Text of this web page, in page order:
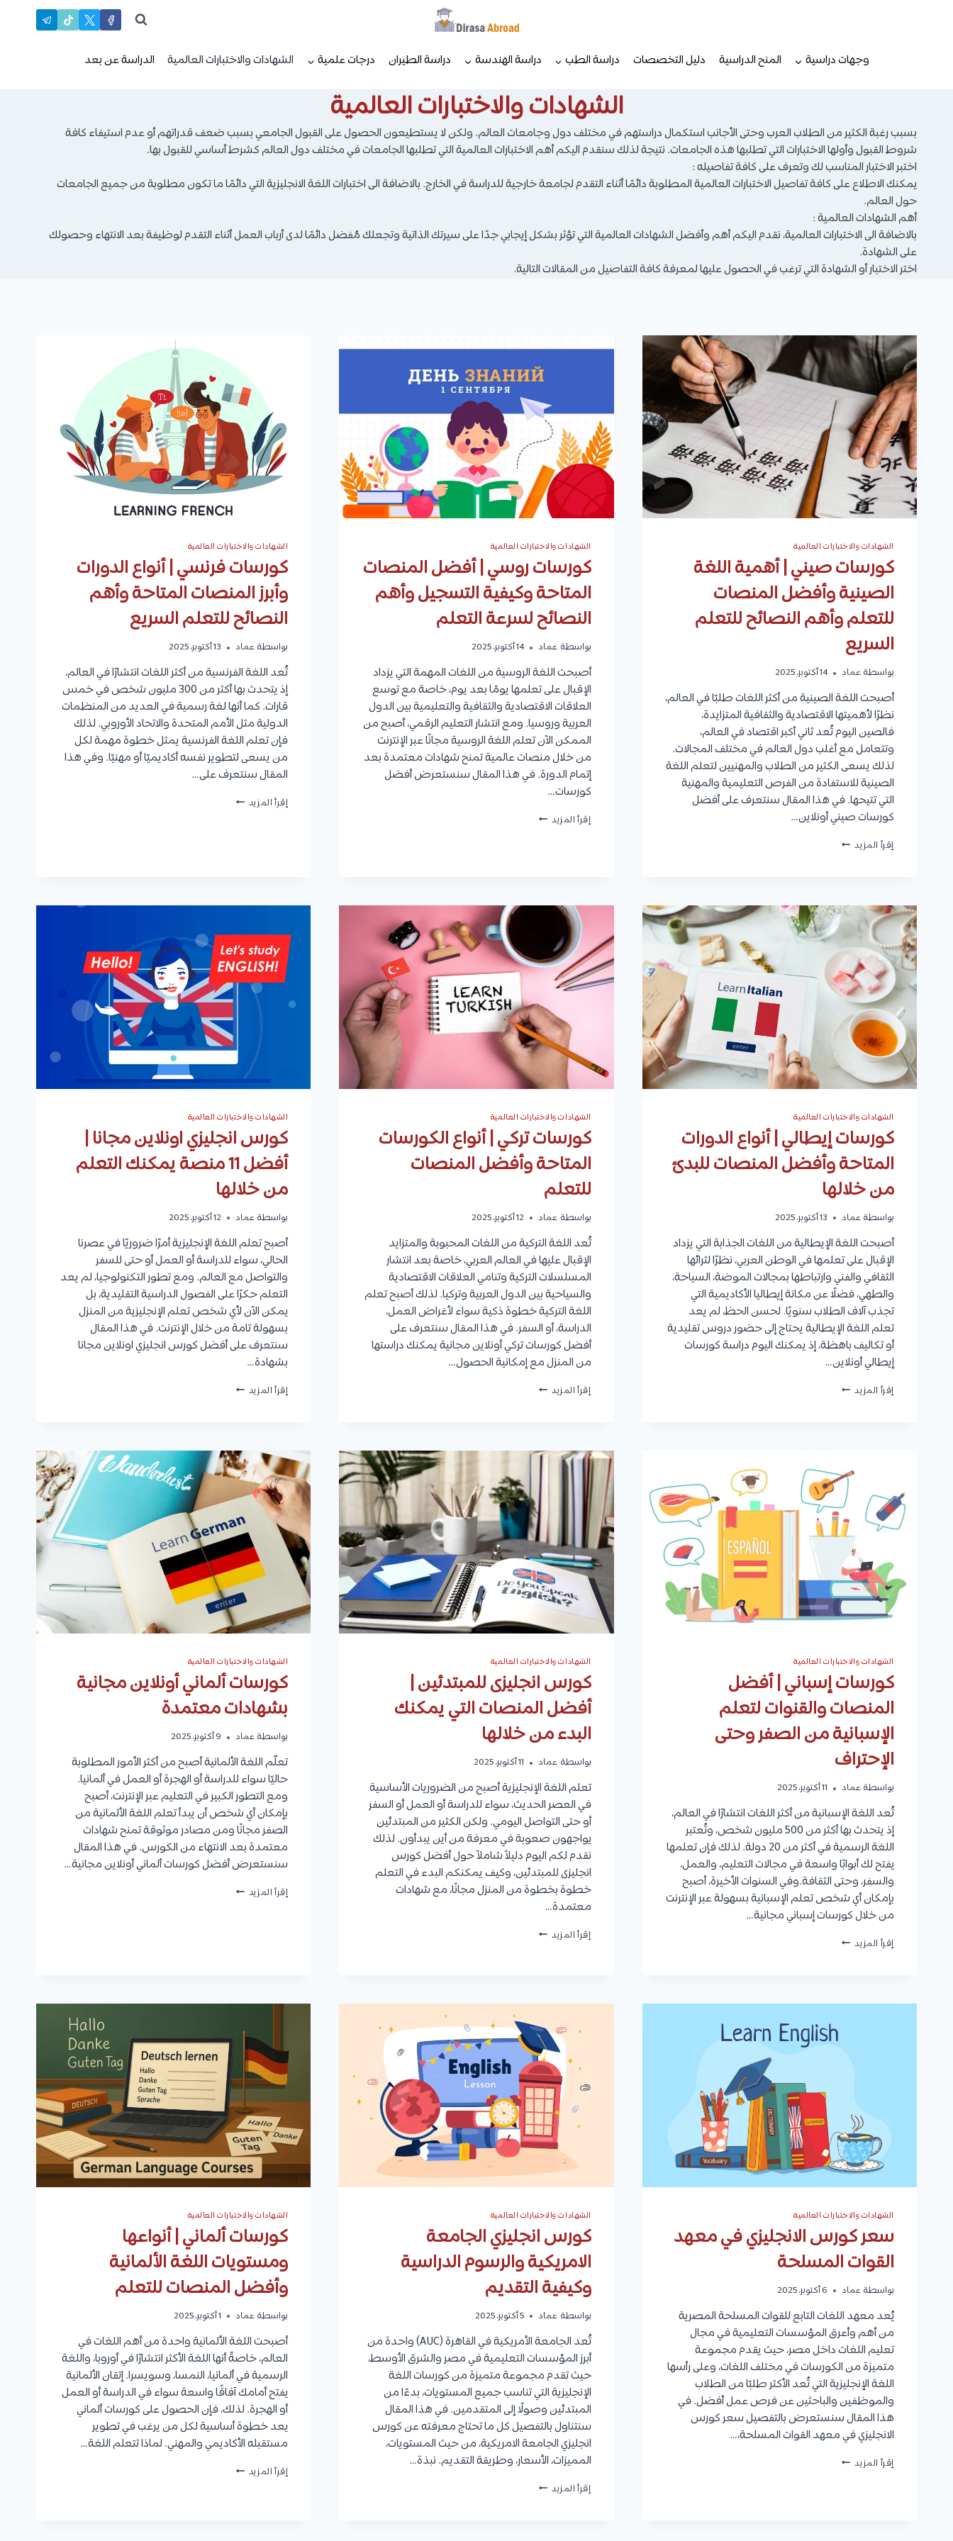
وجهات دراسية
المنح الدراسية دليل التخصصات دراسة الطب دراسة الهندسة دراسة الطيران درجات علمية الشهادات والاختبارات العالمية الدراسة عن بعد
الشهادات والاختبارات العالمية
بسبب رغبة الكثير من الطلاب العرب وحتى الأجانب استكمال دراستهم في مختلف دول وجامعات العالم. ولكن لا يستطيعون الحصول على القبول الجامعي بسبب ضعف قدراتهم أو عدم استيفاء كافة
شروط القبول وأولها الاختبارات التي تطلبها هذه الجامعات. نتيجة لذلك سنقدم اليكم أهم الاختبارات العالمية التي تطلبها الجامعات في مختلف دول العالم كشرط أساسي للقبول بها.
اختبر الاختبار المناسب لك وتعرف على كافة تفاصيله :
يمكنك الاطلاع على كافة تفاصيل الاختبارات العالمية المطلوبة دائمًا أثناء التقدم لجامعة خارجية للدراسة في الخارج. بالاضافة الى اختبارات اللغة الانجليزية التي دائمًا ما تكون مطلوبة من جميع الجامعات
حول العالم.
أهم الشهادات العالمية :
بالاضافة الى الاختبارات العالمية، نقدم اليكم أهم وأفضل الشهادات العالمية التي تؤثر بشكل إيجابي جدًا على سيرتك الذاتية وتجعلك مُفضل دائمًا لدى أرباب العمل أثناء التقدم لوظيفة بعد الانتهاء وحصولك
على الشهادة.
اختر الاختبار أو الشهادة التي ترغب في الحصول عليها لمعرفة كافة التفاصيل من المقالات التالية.
الشهادات والاختبارات العالمية
كورسات صيني | أهمية اللغة
الصينية وأفضل المنصات
للتعلم وأهم النصائح للتعلم
السريع
بواسطة عماد 14 أكتوبر، 2025
أصبحت اللغة الصينية من أكثر اللغات طلبًا في العالم،
نظرًا لأهميتها الاقتصادية والثقافية المتزايدة،
فالصين اليوم تُعد ثاني أكبر اقتصاد في العالم،
وتتعامل مع أغلب دول العالم في مختلف المجالات.
لذلك يسعى الكثير من الطلاب والمهنيين لتعلم اللغة
الصينية للاستفادة من الفرص التعليمية والمهنية
التي تتيحها. في هذا المقال سنتعرف على أفضل
كورسات صيني أونلاين…
إقرأ المزيد كورسات
الصينية
وأفضل
المنصات
للتعلم
وأهم
النصائح
للتعلم
السريع
الشهادات والاختبارات العالمية
كورسات روسي | أفضل المنصات
المتاحة وكيفية التسجيل وأهم
النصائح لسرعة التعلم
بواسطة عماد 14 أكتوبر، 2025
أصبحت اللغة الروسية من اللغات المهمة التي يزداد
الإقبال على تعلمها يومًا بعد يوم، خاصة مع توسع
العلاقات الاقتصادية والثقافية والتعليمية بين الدول
العربية وروسيا. ومع انتشار التعليم الرقمي، أصبح من
الممكن الآن تعلم اللغة الروسية مجانًا عبر الإنترنت
من خلال منصات عالمية تمنح شهادات معتمدة بعد
إتمام الدورة. في هذا المقال سنستعرض أفضل
كورسات…
إقرأ المزيد كورسات
التسجيل
التعلم
الشهادات والاختبارات العالمية
كورسات فرنسي | أنواع الدورات
وأبرز المنصات المتاحة وأهم
النصائح للتعلم السريع
بواسطة عماد 13 أكتوبر، 2025
تُعد اللغة الفرنسية من أكثر اللغات انتشارًا في العالم،
إذ يتحدث بها أكثر من 300 مليون شخص في خمس
قارات. كما أنها لغة رسمية في العديد من المنظمات
الدولية مثل الأمم المتحدة والاتحاد الأوروبي. لذلك
فإن تعلم اللغة الفرنسية يمثل خطوة مهمة لكل
من يسعى لتطوير نفسه أكاديميًا أو مهنيًا. وفي هذا
المقال سنتعرف على…
إقرأ المزيد كورسات
وأهم
للتعلم
السريع
الشهادات والاختبارات العالمية
كورسات إيطالي | أنواع الدورات
المتاحة وأفضل المنصات للبدئ
من خلالها
بواسطة عماد 13 أكتوبر، 2025
أصبحت اللغة الإيطالية من اللغات الجذابة التي يزداد
الإقبال على تعلمها في الوطن العربي، نظرًا لثرائها
الثقافي والفني وارتباطها بمجالات الموضة، السياحة،
والطهي، فضلًا عن مكانة إيطاليا الأكاديمية التي
تجذب آلاف الطلاب سنويًا. لحسن الحظ، لم يعد
تعلم اللغة الإيطالية يحتاج إلى حضور دروس تقليدية
أو تكاليف باهظة، إذ يمكنك اليوم دراسة كورسات
إيطالي أونلاين…
إقرأ المزيد كورسات
وأفضل
المنصات
للبدئ
من
خلالها
الشهادات والاختبارات العالمية
كورسات تركي | أنواع الكورسات
المتاحة وأفضل المنصات
للتعلم
بواسطة عماد 12 أكتوبر، 2025
تُعد اللغة التركية من اللغات المحبوبة والمتزايد
الإقبال عليها في العالم العربي، خاصة بعد انتشار
المسلسلات التركية وتنامي العلاقات الاقتصادية
والسياحية بين الدول العربية وتركيا. لذلك أصبح تعلم
اللغة التركية خطوة ذكية سواء لأغراض العمل،
الدراسة، أو السفر. في هذا المقال سنتعرف على
أفضل كورسات تركي أونلاين مجانية يمكنك دراستها
من المنزل مع إمكانية الحصول…
إقرأ المزيد كورسات
المتاحة
وأفضل
المنصات
للتعلم
الشهادات والاختبارات العالمية
كورس انجليزي اونلاين مجانا |
أفضل 11 منصة يمكنك التعلم
من خلالها
بواسطة عماد 12 أكتوبر، 2025
أصبح تعلم اللغة الإنجليزية أمرًا ضروريًا في عصرنا
الحالي، سواء للدراسة أو العمل أو حتى للسفر
والتواصل مع العالم. ومع تطور التكنولوجيا، لم يعد
التعلم حكرًا على الفصول الدراسية التقليدية، بل
يمكن الآن لأي شخص تعلم الإنجليزية من المنزل
بسهولة تامة من خلال الإنترنت. في هذا المقال
سنتعرف على أفضل كورس انجليزي اونلاين مجانا
بشهادة…
إقرأ المزيد كورس
أفضل
11
منصة
يمكنك
من
خلالها
الشهادات والاختبارات العالمية
كورسات إسباني | أفضل
المنصات والقنوات لتعلم
الإسبانية من الصفر وحتى
الإحتراف
بواسطة عماد 11 أكتوبر، 2025
تُعد اللغة الإسبانية من أكثر اللغات انتشارًا في العالم،
إذ يتحدث بها أكثر من 500 مليون شخص، وتُعتبر
اللغة الرسمية في أكثر من 20 دولة. لذلك فإن تعلمها
يفتح لك أبوابًا واسعة في مجالات التعليم، والعمل،
والسفر، وحتى الثقافة.وفي السنوات الأخيرة، أصبح
بإمكان أي شخص تعلم الإسبانية بسهولة عبر الإنترنت
من خلال كورسات إسباني مجانية…
إقرأ المزيد كورسات
الإسبانية
الصفر
الإحتراف
الشهادات والاختبارات العالمية
كورس انجليزى للمبتدئين |
أفضل المنصات التي يمكنك
البدء من خلالها
بواسطة عماد 11 أكتوبر، 2025
تعلم اللغة الإنجليزية أصبح من الضروريات الأساسية
في العصر الحديث، سواء للدراسة أو العمل أو السفر
أو حتى التواصل اليومي. ولكن الكثير من المبتدئين
يواجهون صعوبة في معرفة من أين يبدأون. لذلك
نقدم لكم اليوم دليلاً شاملاً حول أفضل كورس
انجليزى للمبتدئين، وكيف يمكنكم البدء في التعلم
خطوة بخطوة من المنزل مجانًا، مع شهادات
معتمدة…
إقرأ المزيد كورس
يمكنك
البدء
من
خلالها
الشهادات والاختبارات العالمية
كورسات ألماني أونلاين مجانية
بشهادات معتمدة
بواسطة عماد 9 أكتوبر، 2025
تعلّم اللغة الألمانية أصبح من أكثر الأمور المطلوبة
حاليًا سواء للدراسة أو الهجرة أو العمل في ألمانيا.
ومع التطور الكبير في التعليم عبر الإنترنت، أصبح
بإمكان أي شخص أن يبدأ تعلم اللغة الألمانية من
الصفر مجانًا ومن مصادر موثوقة تمنح شهادات
معتمدة بعد الانتهاء من الكورس. في هذا المقال
سنستعرض أفضل كورسات ألماني أونلاين مجانية…
إقرأ المزيد كورسات
الشهادات والاختبارات العالمية
سعر كورس الانجليزي في معهد
القوات المسلحة
بواسطة عماد 6 أكتوبر، 2025
يُعد معهد اللغات التابع للقوات المسلحة المصرية
من أهم وأعرق المؤسسات التعليمية في مجال
تعليم اللغات داخل مصر، حيث يقدم مجموعة
متميزة من الكورسات في مختلف اللغات، وعلى رأسها
اللغة الإنجليزية التي تُعد الأكثر طلبًا من الطلاب
والموظفين والباحثين عن فرص عمل أفضل. في
هذا المقال سنستعرض بالتفصيل سعر كورس
الانجليزي في معهد القوات المسلحة،…
إقرأ المزيد سعر
الشهادات والاختبارات العالمية
كورس انجليزي الجامعة
الامريكية والرسوم الدراسية
وكيفية التقديم
بواسطة عماد 5 أكتوبر، 2025
تُعد الجامعة الأمريكية في القاهرة (AUC) واحدة من
أبرز المؤسسات التعليمية في مصر والشرق الأوسط،
حيث تقدم مجموعة متميزة من كورسات اللغة
الإنجليزية التي تناسب جميع المستويات، بدءًا من
المبتدئين وصولًا إلى المتقدمين. في هذا المقال
سنتناول بالتفصيل كل ما تحتاج معرفته عن كورس
انجليزي الجامعة الامريكية، من حيث المستويات،
المميزات، الأسعار، وطريقة التقديم. نبذة…
إقرأ المزيد كورس
الشهادات والاختبارات العالمية
كورسات ألماني | أنواعها
ومستويات اللغة الألمانية
وأفضل المنصات للتعلم
بواسطة عماد 1 أكتوبر، 2025
أصبحت اللغة الألمانية واحدة من أهم اللغات في
العالم، خاصةً أنها اللغة الأكثر انتشارًا في أوروبا، واللغة
الرسمية في ألمانيا، النمسا، وسويسرا. إتقان الألمانية
يفتح أمامك آفاقًا واسعة سواء في الدراسة أو العمل
أو الهجرة. لذلك، فإن الحصول على كورسات ألماني
يعد خطوة أساسية لكل من يرغب في تطوير
مستقبله الأكاديمي والمهني. لماذا تتعلم اللغة…
إقرأ المزيد كورسات